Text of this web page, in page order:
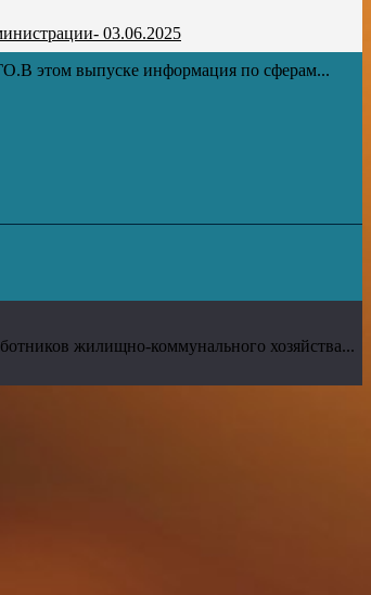
03.06.2025
этом выпуске информация по сферам...
жилищно-коммунального хозяйства...